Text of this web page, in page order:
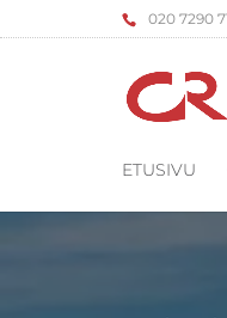
‌020 7290
ETUSIVU